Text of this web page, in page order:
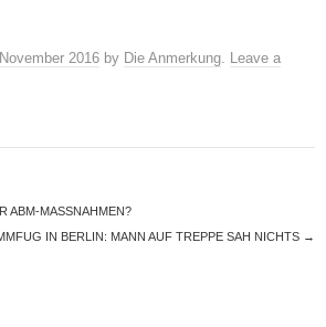
2016 by Die Anmerkung. Leave a
ABM-MASSNAHMEN?
IN BERLIN: MANN AUF TREPPE SAH NICHTS →